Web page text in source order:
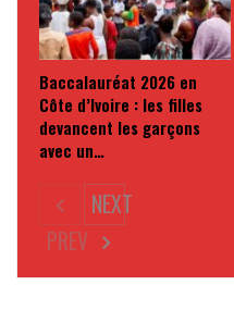
Baccalauréat 2026 en
Côte d’Ivoire : les filles
devancent les garçons
avec un…
PREV
NEXT